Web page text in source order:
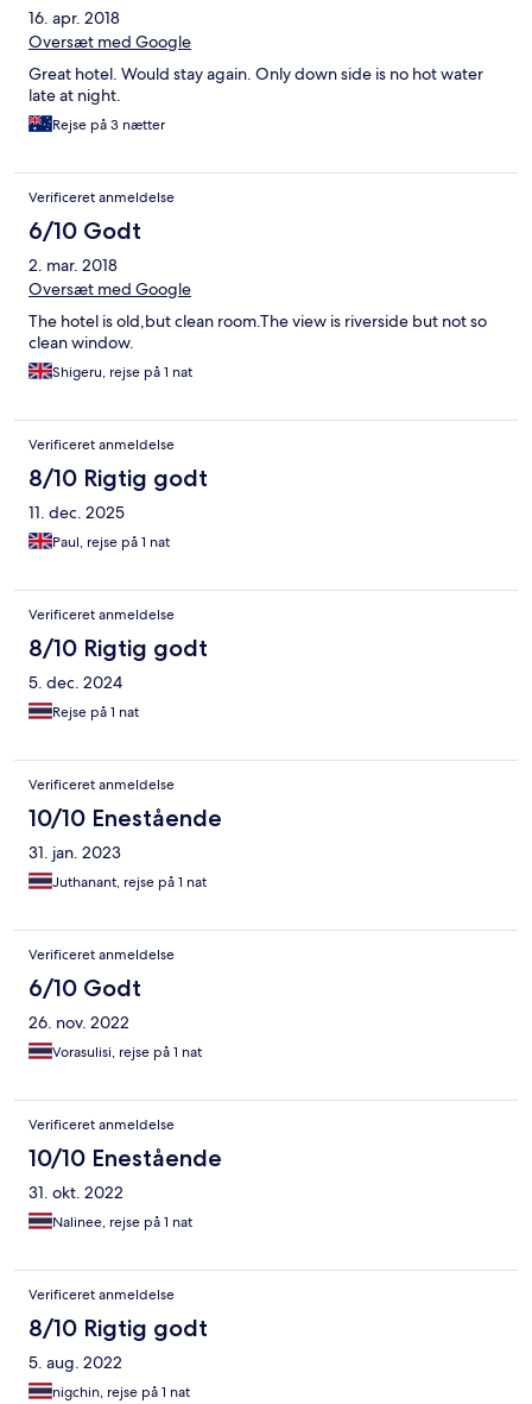
16. apr. 2018
Oversæt med Google
Great hotel. Would stay again. Only down side is no hot water
late at night.
Rejse på 3 nætter
Verificeret anmeldelse
6/10 Godt
2. mar. 2018
Oversæt med Google
The hotel is old,but clean room.The view is riverside but not so
clean window.
Shigeru, rejse på 1 nat
Verificeret anmeldelse
8/10 Rigtig godt
11. dec. 2025
Paul, rejse på 1 nat
Verificeret anmeldelse
8/10 Rigtig godt
5. dec. 2024
Rejse på 1 nat
Verificeret anmeldelse
10/10 Enestående
31. jan. 2023
Juthanant, rejse på 1 nat
Verificeret anmeldelse
6/10 Godt
26. nov. 2022
Vorasulisi, rejse på 1 nat
Verificeret anmeldelse
10/10 Enestående
31. okt. 2022
Nalinee, rejse på 1 nat
Verificeret anmeldelse
8/10 Rigtig godt
5. aug. 2022
nigchin, rejse på 1 nat